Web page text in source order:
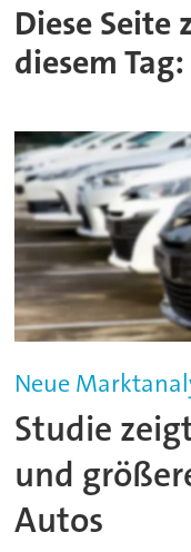
Diese Seite
diesem
Neue
Studie
und
Autos